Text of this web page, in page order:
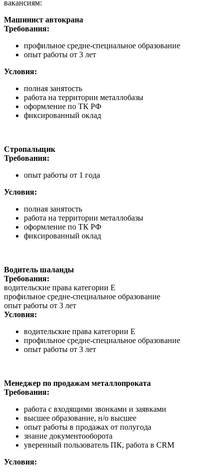
вакансиям:
Машинист автокрана
Требования:
профильное средне-специальное образование
опыт работы от 3 лет
Условия:
полная занятость
работа на территории металлобазы
оформление по ТК РФ
фиксированный оклад
Стропальщик
Требования:
опыт работы от 1 года
Условия:
полная занятость
работа на территории металлобазы
оформление по ТК РФ
фиксированный оклад
Водитель шаланды
Требования:
водительские права категории Е
профильное средне-специальное образование
опыт работы от 3 лет
Условия:
водительские права категории Е
профильное средне-специальное образование
опыт работы от 3 лет
Менеджер по продажам металлопроката
Требования:
работа с входящими звонками и заявками
высшее образование, н/о высшее
опыт работы в продажах от полугода
знание документооборота
уверенный пользователь ПК, работа в CRM
Условия: